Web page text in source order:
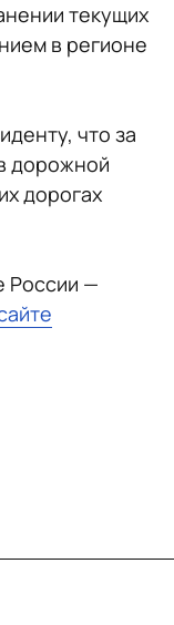
текущих
в регионе
что за
дорожной
дорогах
России —